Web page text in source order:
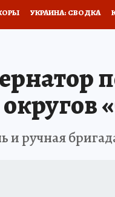
УКРАИНА: СВОДКА
и ручная